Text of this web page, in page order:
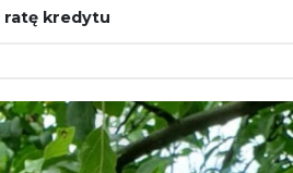
ratę kredytu